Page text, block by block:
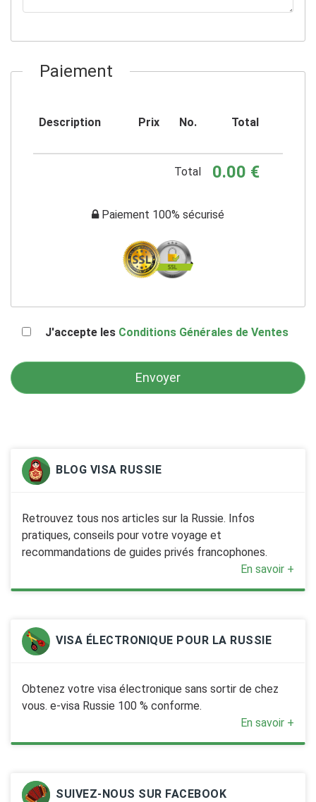
Paiement
Description Prix No. Total
Total 0.00 €
Paiement 100% sécurisé
J'accepte les Conditions Générales de Ventes
BLOG VISA RUSSIE
Retrouvez tous nos articles sur la Russie. Infos
pratiques, conseils pour votre voyage et
recommandations de guides privés francophones.
En savoir +
VISA ÉLECTRONIQUE POUR LA RUSSIE
Obtenez votre visa électronique sans sortir de chez
vous. e-visa Russie 100 % conforme.
En savoir +
SUIVEZ-NOUS SUR FACEBOOK